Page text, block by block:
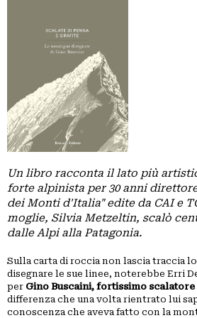
SEZIONI
REGIONALI
ORGANI
TECNICI
E
OPERATIVE
SEDE
CENTRALE
BIBLIOTECA
CINETECA
BACHECA
Un libro racconta il lato più
forte alpinista per 30 anni
dei Monti d'Italia" edite da CAI e
moglie, Silvia Metzeltin, scalò
dalle Alpi alla Patagonia.
Sulla carta di roccia non lascia traccia
disegnare le sue linee, noterebbe Erri
per Gino Buscaini, fortissimo scalatore
differenza che una volta rientrato lui
conoscenza che aveva fatto con la